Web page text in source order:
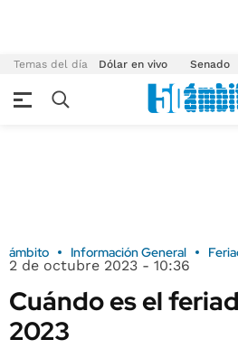
Temas del día Dólar en vivo Senado
ámbito Información General
2 de octubre 2023 - 10:36
Cuándo es el
2023